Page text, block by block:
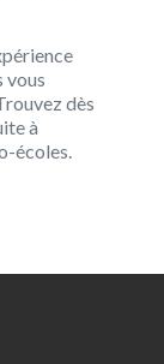
vous
dès
à
écoles.